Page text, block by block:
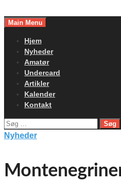
toMain Menu
Hjem
Nyheder
Amatør
Undercard
Artikler
Kalender
Kontakt
Søg
efter:
Nyheder